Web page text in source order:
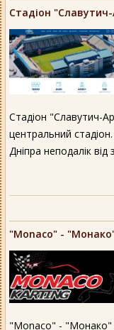
Стадіон
Стадіон "Славутич-
центральний
Дніпра неподалік
"Monaco" -
"Monaco" - "Монако"